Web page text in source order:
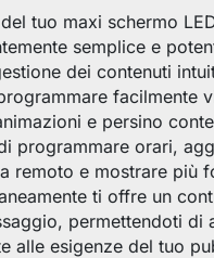
tuo maxi schermo
semplice e
dei contenuti
facilmente
e persino
programmare orari,
remoto e mostrare più
ti offre un
permettendoti di
alle esigenze del tuo